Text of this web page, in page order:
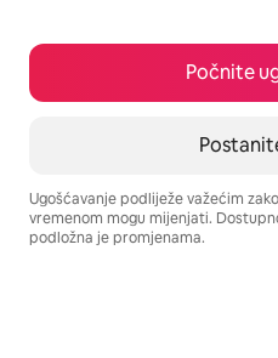
Počnite
Ugošćavanje podliježe važećim
vremenom mogu mijenjati.
podložna je promjenama.